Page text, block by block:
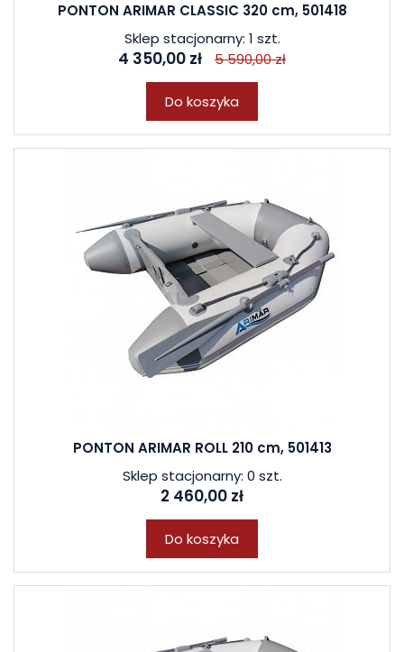
PONTON ARIMAR CLASSIC 320 cm, 501418
Sklep stacjonarny: 1 szt.
4 350,00 zł 5 590,00 zł
Do koszyka
PONTON ARIMAR ROLL 210 cm, 501413
Sklep stacjonarny: 0 szt.
2 460,00 zł
Do koszyka